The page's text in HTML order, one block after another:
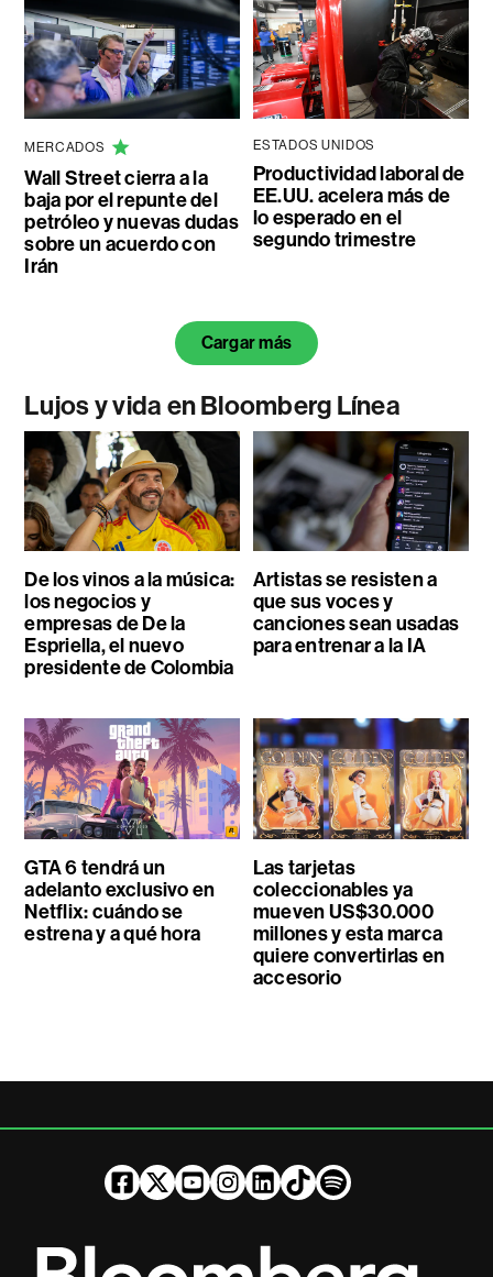
MERCADOS
Wall Street cierra a la
baja por el repunte del
petróleo y nuevas dudas
sobre un acuerdo con
Irán
ESTADOS UNIDOS
Productividad laboral de
EE.UU. acelera más de
lo esperado en el
segundo trimestre
Cargar más
Lujos y vida en Bloomberg Línea
De los vinos a la música:
los negocios y
empresas de De la
Espriella, el nuevo
presidente de Colombia
Artistas se resisten a
que sus voces y
canciones sean usadas
para entrenar a la IA
GTA 6 tendrá un
adelanto exclusivo en
Netflix: cuándo se
estrena y a qué hora
Las tarjetas
coleccionables ya
mueven US$30.000
millones y esta marca
quiere convertirlas en
accesorio